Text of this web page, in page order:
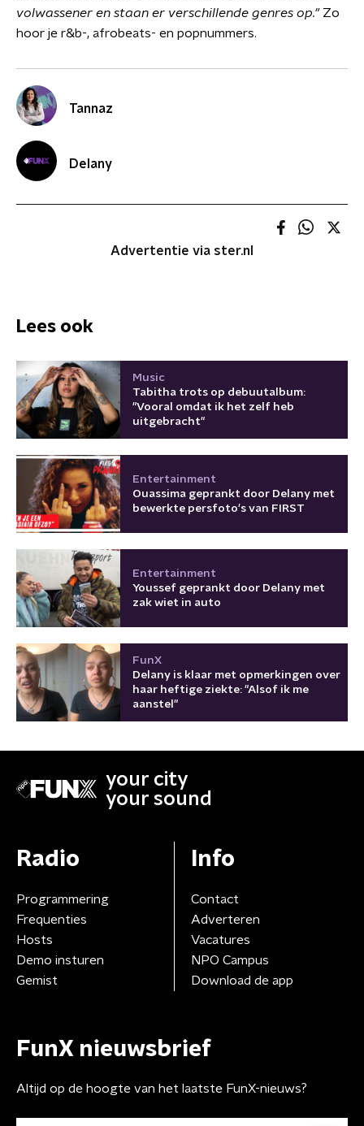
volwassener en staan er verschillende genres op." Zo
hoor je r&b-, afrobeats- en popnummers.
Tannaz
Delany
Advertentie via ster.nl
Lees ook
Music
Tabitha trots op debuutalbum:
"Vooral omdat ik het zelf heb
uitgebracht"
Entertainment
Ouassima geprankt door Delany met
bewerkte persfoto's van FIRST
Entertainment
Youssef geprankt door Delany met
zak wiet in auto
FunX
Delany is klaar met opmerkingen over
haar heftige ziekte: "Alsof ik me
aanstel"
your city
your sound
Radio
Programmering
Frequenties
Hosts
Demo insturen
Gemist
Info
Contact
Adverteren
Vacatures
NPO Campus
Download de app
FunX nieuwsbrief
Altijd op de hoogte van het laatste FunX-nieuws?